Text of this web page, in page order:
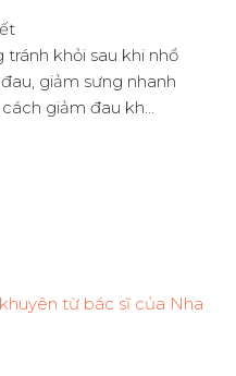
khỏi sau khi nhổ
giảm sưng nhanh
giảm đau kh...